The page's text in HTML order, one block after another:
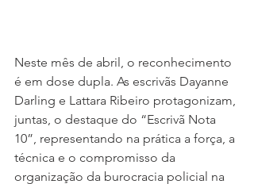
Neste mês de abril, o reconhecimento
é em dose dupla. As escrivãs Dayanne
Darling e Lattara Ribeiro protagonizam,
juntas, o destaque do “Escrivã Nota
10”, representando na prática a força, a
técnica e o compromisso da
organização da burocracia policial na